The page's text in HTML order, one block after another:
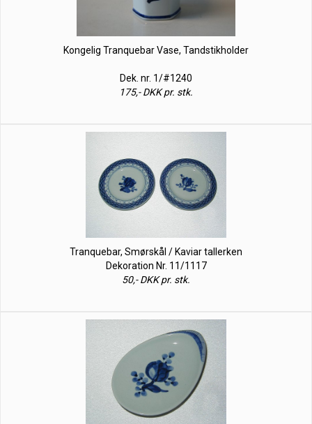
Kongelig Tranquebar Vase, Tandstikholder
Dek. nr. 1/#1240
175,- DKK pr. stk.
Tranquebar, Smørskål / Kaviar tallerken
Dekoration Nr. 11/1117
50,- DKK pr. stk.